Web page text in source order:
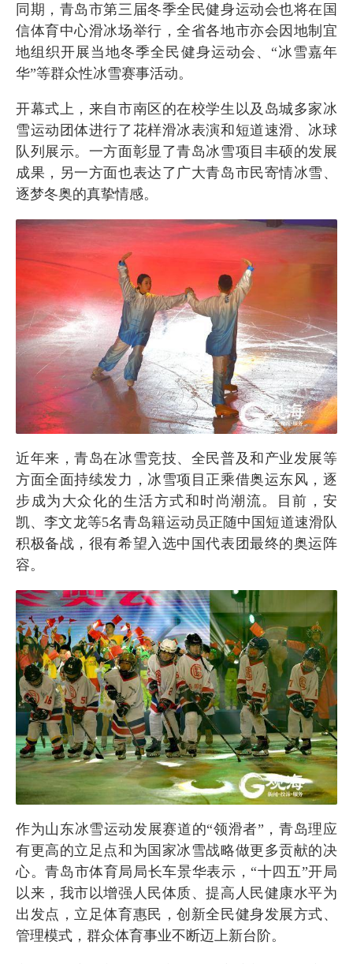
同期，青岛市第三届冬季全民健身运动会也将在国
信体育中心滑冰场举行，全省各地市亦会因地制宜
地组织开展当地冬季全民健身运动会、“冰雪嘉年
华”等群众性冰雪赛事活动。
开幕式上，来自市南区的在校学生以及岛城多家冰
雪运动团体进行了花样滑冰表演和短道速滑、冰球
队列展示。一方面彰显了青岛冰雪项目丰硕的发展
成果，另一方面也表达了广大青岛市民寄情冰雪、
逐梦冬奥的真挚情感。
近年来，青岛在冰雪竞技、全民普及和产业发展等
方面全面持续发力，冰雪项目正乘借奥运东风，逐
步成为大众化的生活方式和时尚潮流。目前，安
凯、李文龙等5名青岛籍运动员正随中国短道速滑队
积极备战，很有希望入选中国代表团最终的奥运阵
容。
作为山东冰雪运动发展赛道的“领滑者”，青岛理应
有更高的立足点和为国家冰雪战略做更多贡献的决
心。青岛市体育局局长车景华表示，“十四五”开局
以来，我市以增强人民体质、提高人民健康水平为
出发点，立足体育惠民，创新全民健身发展方式、
管理模式，群众体育事业不断迈上新台阶。